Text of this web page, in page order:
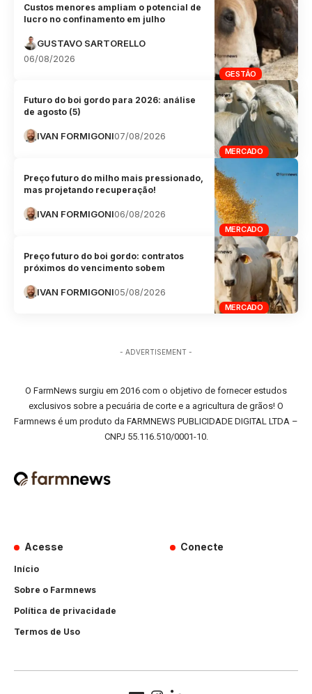
GESTÃO
Custos menores ampliam o potencial de
lucro no confinamento em julho
GUSTAVO SARTORELLO
06/08/2026
MERCADO
Futuro do boi gordo para 2026: análise
de agosto (5)
IVAN FORMIGONI07/08/2026
MERCADO
Preço futuro do milho mais pressionado,
mas projetando recuperação!
IVAN FORMIGONI06/08/2026
MERCADO
Preço futuro do boi gordo: contratos
próximos do vencimento sobem
IVAN FORMIGONI05/08/2026
- ADVERTISEMENT -
O FarmNews surgiu em 2016 com o objetivo de fornecer estudos
exclusivos sobre a pecuária de corte e a agricultura de grãos! O
Farmnews é um produto da FARMNEWS PUBLICIDADE DIGITAL LTDA –
CNPJ 55.116.510/0001-10.
Acesse
Início
Sobre o Farmnews
Política de privacidade
Termos de Uso
Conecte